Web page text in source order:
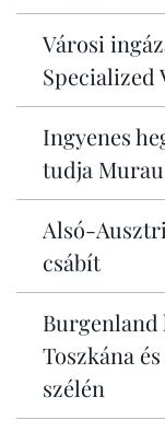
Városi
Specialized
Ingyenes
tudja
Alsó-
csábít
Burgenland
Toszkána
szélén